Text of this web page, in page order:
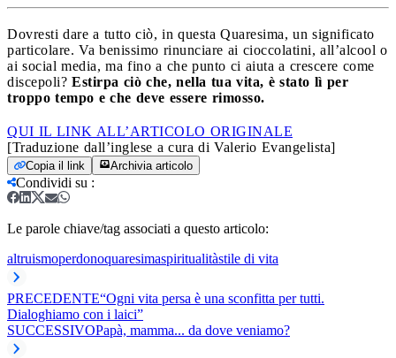
Dovresti dare a tutto ciò, in questa Quaresima, un significato
particolare. Va benissimo rinunciare ai cioccolatini, all’alcool o
ai social media, ma fino a che punto ci aiuta a crescere come
discepoli? Estirpa ciò che, nella tua vita, è stato lì per
troppo tempo e che deve essere rimosso.
QUI IL LINK ALL’ARTICOLO ORIGINALE
[Traduzione dall’inglese a cura di Valerio Evangelista]
Copia il link Archivia articolo
Condividi su :
Le parole chiave/tag associati a questo articolo:
altruismoperdonoquaresimaspiritualitàstile di vita
PRECEDENTE“Ogni vita persa è una sconfitta per tutti.
Dialoghiamo con i laici”
SUCCESSIVOPapà, mamma... da dove veniamo?